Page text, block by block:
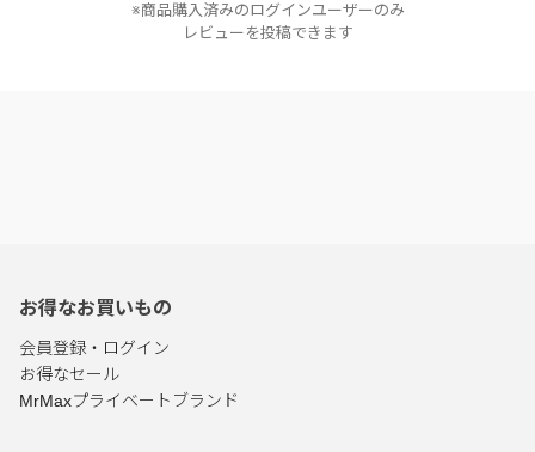
※商品購入済みのログインユーザーのみ
レビューを投稿できます
お得なお買いもの
会員登録・ログイン
お得なセール
MrMaxプライベートブランド